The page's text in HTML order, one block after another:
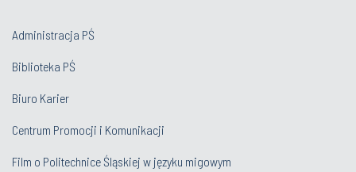
Administracja PŚ
Biblioteka PŚ
Biuro Karier
Centrum Promocji i Komunikacji
Film o Politechnice Śląskiej w języku migowym